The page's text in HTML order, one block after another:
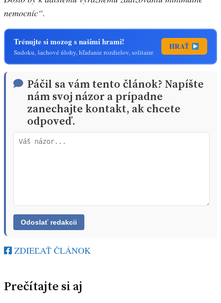
nemocníc“.
Trénujte si mozog s našimi hrami!
Sudoku, šachové úlohy, hľadanie rozdielov, solitaire
HRAŤ
Páčil sa vám tento článok? Napíšte
nám svoj názor a prípadne
zanechajte kontakt, ak chcete
odpoveď.
ZDIEĽAŤ ČLÁNOK
Prečítajte si aj